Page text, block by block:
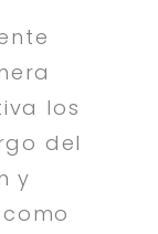
los
del
y